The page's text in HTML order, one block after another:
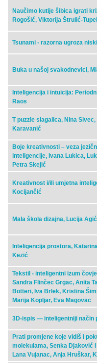
Naučimo kutije šibica igrati
Rogošić, Viktorija Štrulić-
Tsunami - razorna ugroza
Buka u našoj svakodnevici,
Inteligencija i intuicija:
Raos
T puzzle slagalica, Nina
Karavanić
Boje kreativnosti – veza
inteligencije, Ivana Lukica,
Petra Skejić
Kreativnost i/ili umjetna
Kocijančić
Mala škola dizajna, Lucija Agić
Inteligencija prostora,
Kezić
Tekstil - inteligentni izum
Sandra Flinčec Grgac, Anita
Botteri, Iva Brlek, Kristina
Marija Kopljar, Eva Magovac
3D-ispis — inteligentniji način
Prati promjene koje vidiš i
molekulama, Senka Djaković
Lana Vujanac, Anja Hruškar,